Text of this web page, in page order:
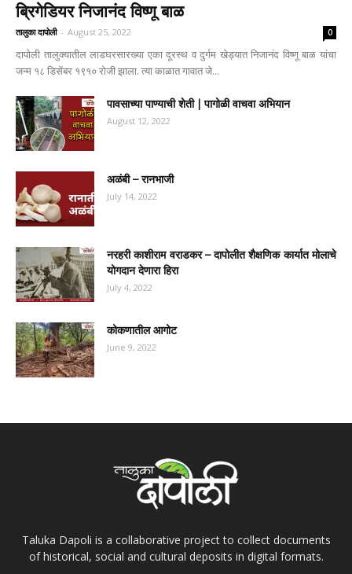
ब्रिगेडियर निजानंद विष्णू बाळ
तालुका दापोली - August 25, 2022 0
दापोली तालुक्यातील लाडघरसारख्या एका दूरस्थ व दुर्गम खेड्यात निजानंद विष्णू बाळ यांचा
जन्म १८ डिसेंबर १९१० रोजी झाला. त्या काळात गावात जे...
पावसाच्या पाण्याची शेती | पागोळी वाचवा अभियान
August 12, 2022
अळंबी – रानभाजी
July 14, 2022
नरहरी काशीराम वराडकर – दापोलीत शैक्षणिक कार्यात मोलाचे
योगदान देणारा हिरा
July 4, 2022
कोकणातील आगोट
June 9, 2022
Taluka Dapoli is a collaborative project to collect documents
of historical, social and cultural deposits in digital formats.